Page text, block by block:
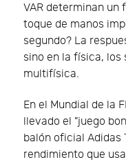
VAR determinan un
toque de manos
segundo? La
sino en la física, los
multifísica.
En el Mundial de la
llevado el "juego
balón oficial Adidas
rendimiento que